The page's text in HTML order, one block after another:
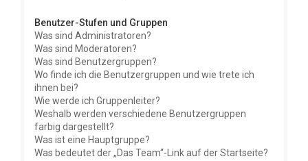
Benutzer-Stufen und Gruppen
Was sind Administratoren?
Was sind Moderatoren?
Was sind Benutzergruppen?
Wo finde ich die Benutzergruppen und wie trete ich
ihnen bei?
Wie werde ich Gruppenleiter?
Weshalb werden verschiedene Benutzergruppen
farbig dargestellt?
Was ist eine Hauptgruppe?
Was bedeutet der „Das Team“-Link auf der Startseite?